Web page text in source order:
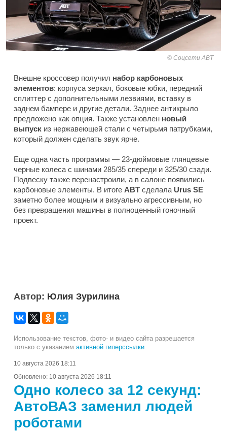
Соцсети ABT
Внешне кроссовер получил набор карбоновых
элементов: корпуса зеркал, боковые юбки, передний
сплиттер с дополнительными лезвиями, вставку в
заднем бампере и другие детали. Заднее антикрыло
предложено как опция. Также установлен новый
выпуск из нержавеющей стали с четырьмя патрубками,
который должен сделать звук ярче.
Еще одна часть программы — 23-дюймовые глянцевые
черные колеса с шинами 285/35 спереди и 325/30 сзади.
Подвеску также перенастроили, а в салоне появились
карбоновые элементы. В итоге ABT сделала Urus SE
заметно более мощным и визуально агрессивным, но
без превращения машины в полноценный гоночный
проект.
Автор: Юлия Зурилина
Использование текстов, фото- и видео сайта разрешается
только с указанием активной гиперссылки
10 августа 2026 18:11
Обновлено: 10 августа 2026 18:11
Одно колесо за 12 секунд:
АвтоВАЗ заменил людей
роботами